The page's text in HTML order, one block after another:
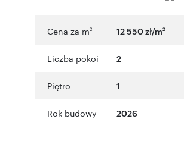
Cena za m2 12 550 zł/m2
Liczba pokoi 2
Piętro 1
Rok budowy 2026